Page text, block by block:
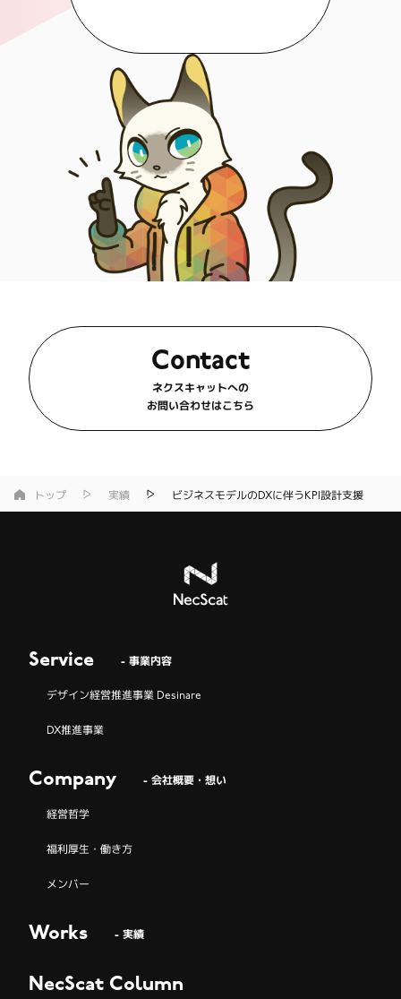
Contact
ネクスキャットへの
お問い合わせはこちら
トップ 実績 ビジネスモデルのDXに伴うKPI設計支援
Service - 事業内容
デザイン経営推進事業 Desinare
DX推進事業
Company - 会社概要・想い
経営哲学
福利厚生・働き方
メンバー
Works - 実績
NecScat Column